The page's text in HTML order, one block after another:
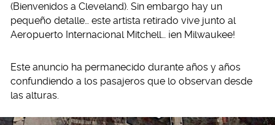
(Bienvenidos a Cleveland). Sin embargo hay un
pequeño detalle… este artista retirado vive junto al
Aeropuerto Internacional Mitchell… ¡en Milwaukee!
Este anuncio ha permanecido durante años y años
confundiendo a los pasajeros que lo observan desde
las alturas.